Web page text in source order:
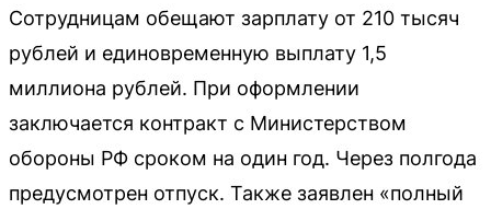
Сотрудницам обещают зарплату от 210 тысяч
рублей и единовременную выплату 1,5
миллиона рублей. При оформлении
заключается контракт с Министерством
обороны РФ сроком на один год. Через полгода
предусмотрен отпуск. Также заявлен «полный